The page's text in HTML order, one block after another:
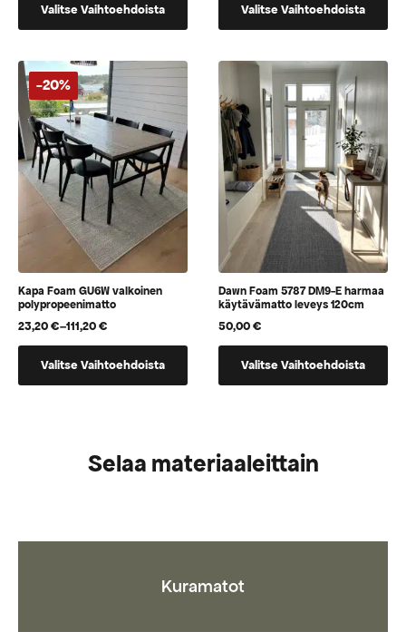
Valitse Vaihtoehdoista
vaihtoehtoja,
jotka
voidaan
valita
tuotteen
sivulla
Valitse Vaihtoehdoista
vaihtoehtoja,
voidaan
valita
tuotteen
sivulla
-20%
Kapa Foam GU6W valkoinen
polypropeenimatto
23,20€–111,20€
Hintaluokka:
23,20 €
Valitse Vaihtoehdoista
tuotteella
sivulla.
Dawn Foam 5787 DM9-E harmaa
käytävämatto leveys 120cm
50,00€
Valitse Vaihtoehdoista
tuotteella
voidaan
Selaa materiaaleittain
Kuramatot